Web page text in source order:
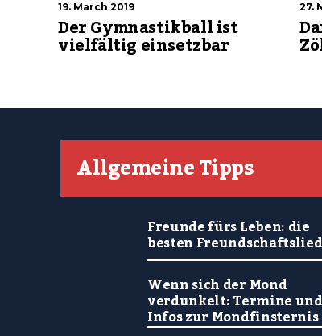
19. March 2019
Der Gymnastikball ist
vielfältig einsetzbar
27.
Allgemeine Tipps
Freunde fürs Leben: die
besten
Wenn sich der Mond
verdunkelt: Termine und
Infos zur Mondfinsternis